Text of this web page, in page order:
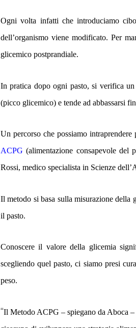
Ogni volta infatti che introduciamo
dell’organismo viene modificato. Per
glicemico postprandiale.
In pratica dopo ogni pasto, si verifica
(picco glicemico) e tende ad abbassarsi
Un percorso che possiamo
ACPG (alimentazione consapevole del
Rossi, medico specialista in Scienze
Il metodo si basa sulla misurazione della
il pasto.
Conoscere il valore della glicemia
scegliendo quel pasto, ci siamo presi
peso.
“Il Metodo ACPG – spiegano da Aboca –